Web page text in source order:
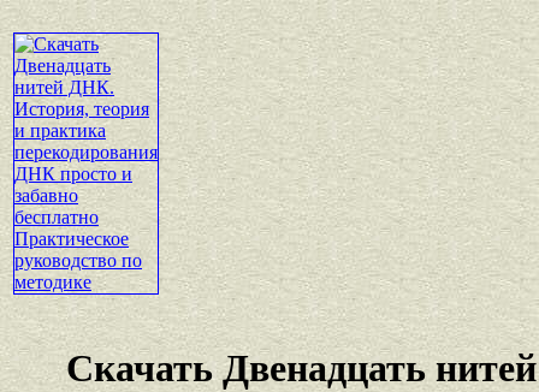
Скачать Двенадцать